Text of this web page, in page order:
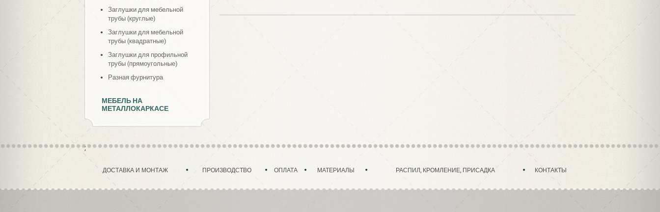
Заглушки для мебельной
трубы (круглые)
Заглушки для мебельной
трубы (квадратные)
Заглушки для профильной
трубы (прямоугольные)
Разная фурнитура
МЕБЕЛЬ НА
МЕТАЛЛОКАРКАСЕ
;
ДОСТАВКА И МОНТАЖ ПРОИЗВОДСТВО ОПЛАТА МАТЕРИАЛЫ РАСПИЛ, КРОМЛЕНИЕ, ПРИСАДКА КОНТАКТЫ